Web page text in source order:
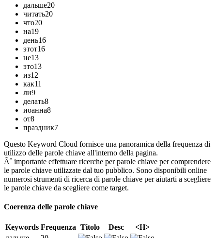
дальше20
читать20
что20
на19
день16
этот16
не13
это13
из12
как11
ли9
делать8
иоанна8
от8
праздник7
Questo Keyword Cloud fornisce una panoramica della frequenza di
utilizzo delle parole chiave all'interno della pagina.
Ãˆ importante effettuare ricerche per parole chiave per comprendere
le parole chiave utilizzate dal tuo pubblico. Sono disponibili online
numerosi strumenti di ricerca di parole chiave per aiutarti a scegliere
le parole chiave da scegliere come target.
Coerenza delle parole chiave
Keywords Frequenza Titolo Desc
<H>